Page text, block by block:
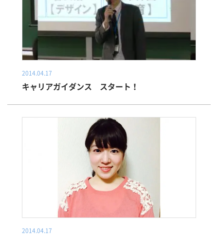
2014.04.17
キャリアガイダンス スタート！
2014.04.17